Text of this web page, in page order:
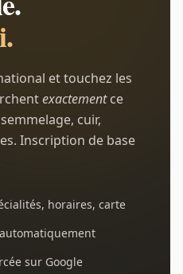
et touchez les
exactementce
cuir,
Inscription de base
horaires, carte
sur Google